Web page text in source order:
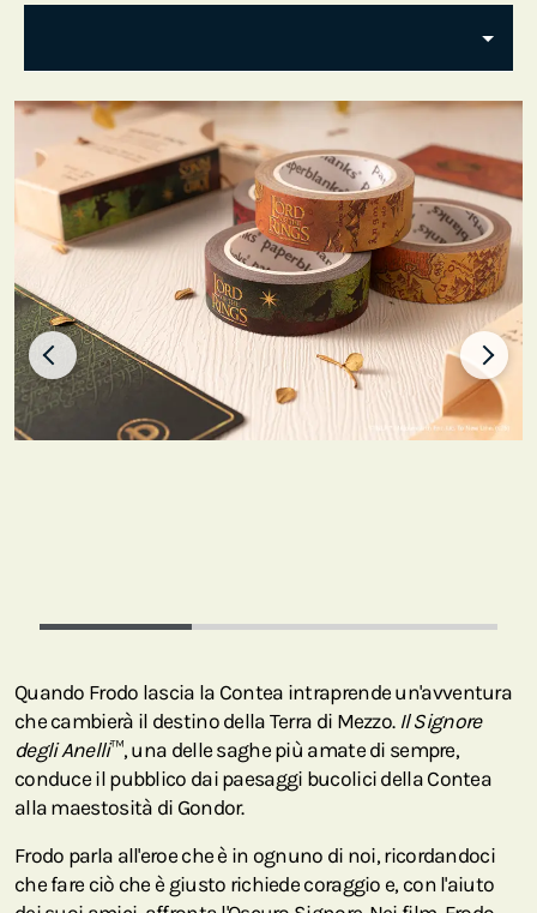
Quando Frodo lascia la Contea intraprende un'avventura
che cambierà il destino della Terra di Mezzo. Il Signore
degli Anelli™, una delle saghe più amate di sempre,
conduce il pubblico dai paesaggi bucolici della Contea
alla maestosità di Gondor.
Frodo parla all'eroe che è in ognuno di noi, ricordandoci
che fare ciò che è giusto richiede coraggio e, con l'aiuto